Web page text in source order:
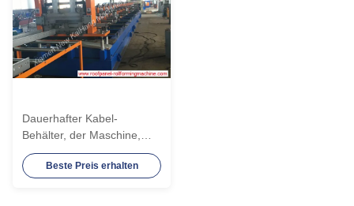
Dauerhafter Kabel-
Behälter, der Maschine,
vollautomatische Rolle
bildet Maschine herstellt
Beste Preis erhalten